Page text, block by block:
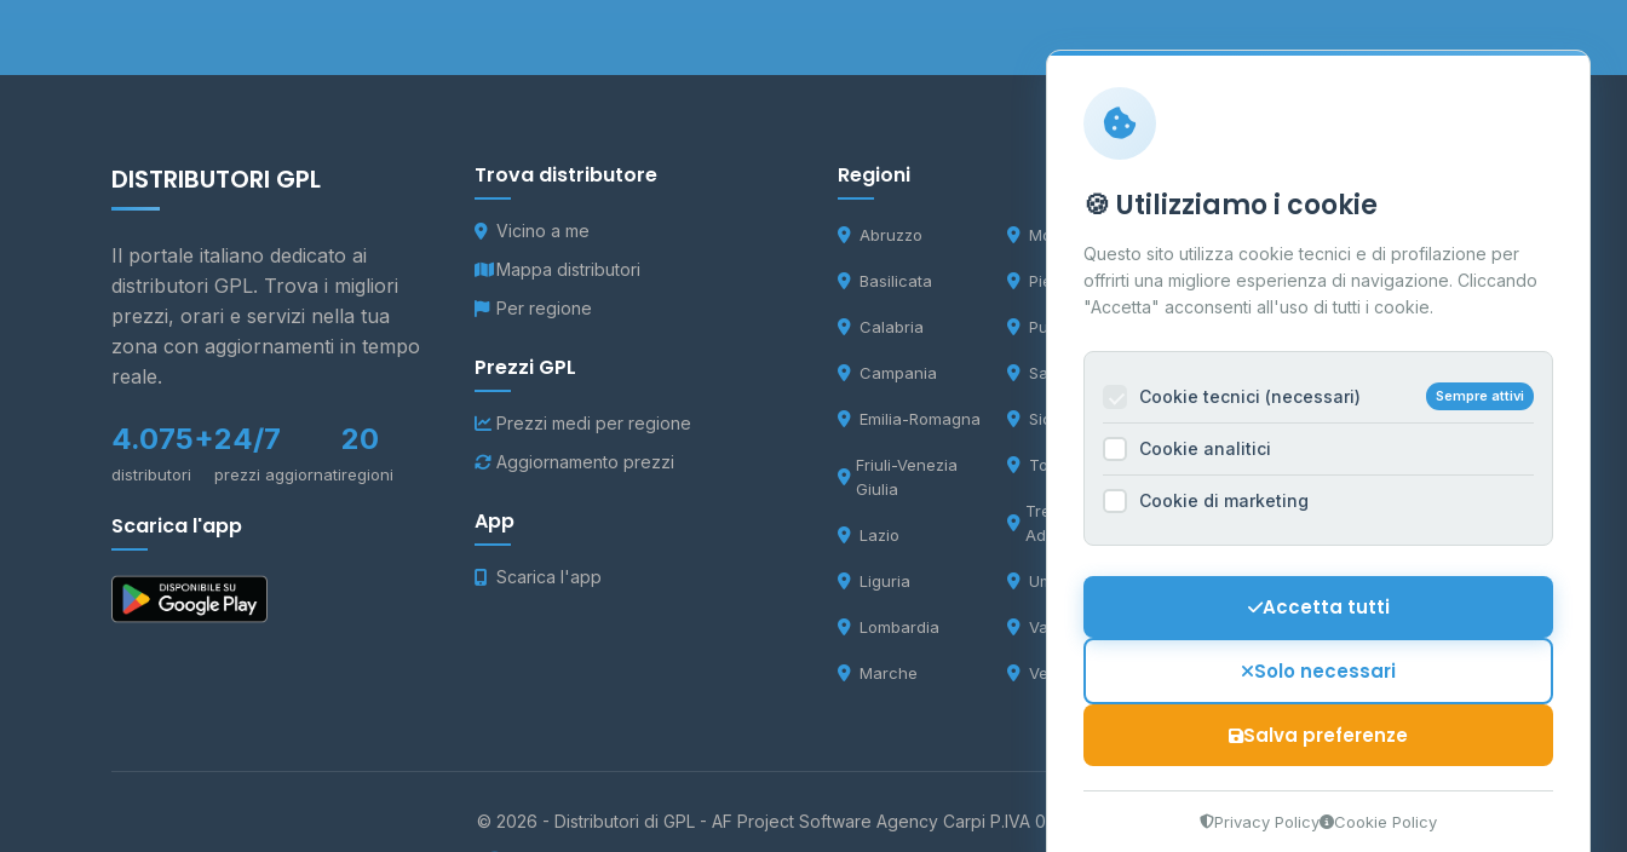
DISTRIBUTORI GPL
Il portale italiano dedicato ai
distributori GPL. Trova i migliori
prezzi, orari e servizi nella tua
zona con aggiornamenti in tempo
reale.
4.075+
distributori
24/7
prezzi aggiornati
20
regioni
Scarica l'app
Trova distributore
Vicino a me
Mappa distributori
Per regione
Prezzi GPL
Prezzi medi per regione
Aggiornamento prezzi
App
Scarica l'app
Regioni
Abruzzo
Basilicata
Calabria
Campania
Emilia-Romagna
Friuli-Venezia
Giulia
Lazio
Liguria
Lombardia
Marche
Molise
Piemonte
Puglia
Sardegna
Sicilia
Toscana
Trentino-Alto
Adige
Umbria
Valle d'Aosta
Veneto
Contatti
Per gestori
Informazioni legali
Privacy Policy
Cookie Policy
Mappa del sito
Contattaci
© 2026 - Distributori di GPL - AF Project Software Agency Carpi P.IVA 03859300364
🍪 Utilizziamo i cookie
Questo sito utilizza cookie tecnici e di profilazione per
offrirti una migliore esperienza di navigazione. Cliccando
"Accetta" acconsenti all'uso di tutti i cookie.
Cookie tecnici (necessari) Sempre attivi
Cookie analitici
Cookie di marketing
Accetta tutti
Solo necessari
Salva preferenze
Privacy Policy Cookie Policy